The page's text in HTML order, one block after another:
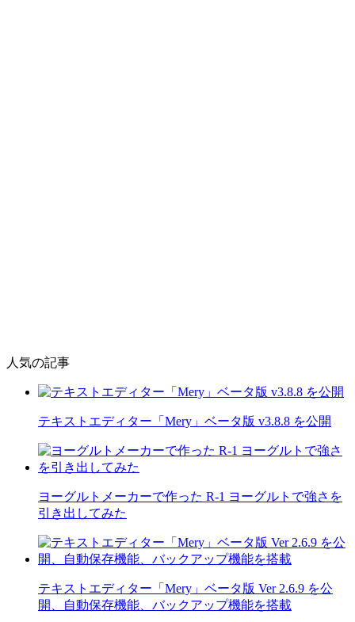
人気の記事
テキストエディター「Mery」ベータ版 v3.8.8 を公開
ヨーグルトメーカーで作った R-1 ヨーグルトで強さを
引き出してみた
テキストエディター「Mery」ベータ版 Ver 2.6.9 を公
開、自動保存機能、バックアップ機能を搭載